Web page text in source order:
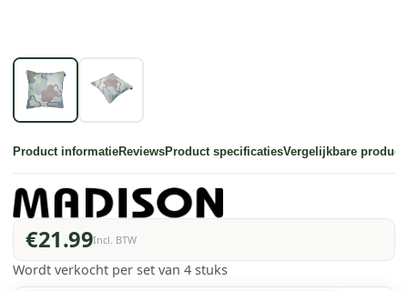
Product informatieReviewsProduct specificatiesVergelijkbare
€21.99Incl. BTW
Wordt verkocht per set van 4 stuks